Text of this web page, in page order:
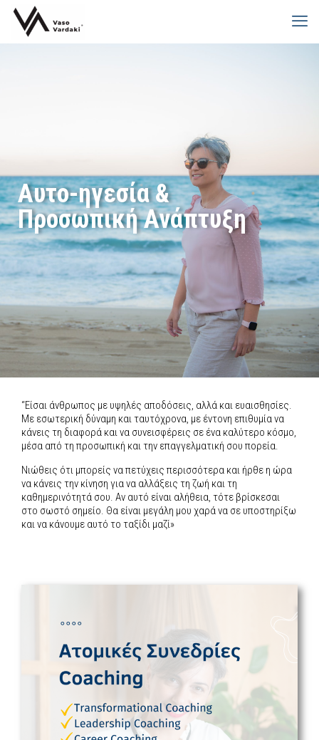
Αυτο-ηγεσία &
Προσωπική Ανάπτυξη
“Είσαι άνθρωπος με υψηλές αποδόσεις, αλλά και ευαισθησίες.
Με εσωτερική δύναμη και ταυτόχρονα, με έντονη επιθυμία να
κάνεις τη διαφορά και να συνεισφέρεις σε ένα καλύτερο κόσμο,
μέσα από τη προσωπική και την επαγγελματική σου πορεία.
Νιώθεις ότι μπορείς να πετύχεις περισσότερα και ήρθε η ώρα
να κάνεις την κίνηση για να αλλάξεις τη ζωή και τη
καθημερινότητά σου. Αν αυτό είναι αλήθεια, τότε βρίσκεσαι
στο σωστό σημείο. Θα είναι μεγάλη μου χαρά να σε υποστηρίξω
και να κάνουμε αυτό το ταξίδι μαζί»